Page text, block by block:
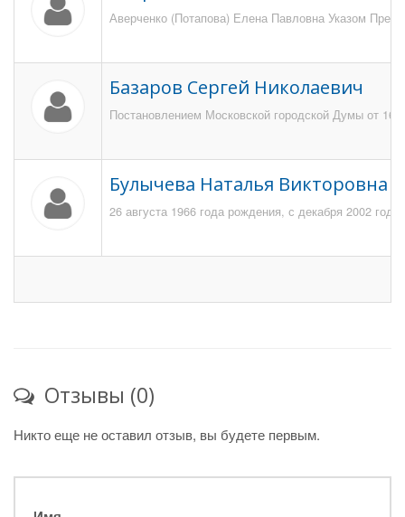
Аверченко (Потапова) Елена Павловна Указом
Базаров Сергей Николаевич
Постановлением Московской городской Думы от 16
Булычева Наталья Викторовна
26 августа 1966 года рождения, с декабря 2002
Отзывы (0)
Никто еще не оставил отзыв, вы будете первым.